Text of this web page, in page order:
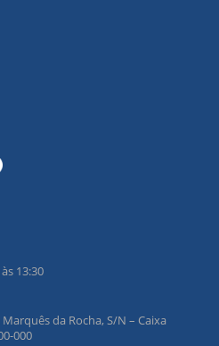
13:30
da Rocha, S/N – Caixa
000